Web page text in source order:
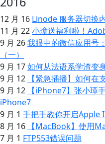
12 月 16 Linode 服务器切换
11 月 22小璋送福利啦！
9 月 26我眼中的微信应用号
（一）
9 月 17如何从法语系学渣变
9 月 12
【紧急插播】如何
9 月 12
【iPhone7】张小璋
iPhone7
9 月 1 手把手教你开启Apple
8 月 16
【MacBook】使用
7 月 1 FTP553错误问题